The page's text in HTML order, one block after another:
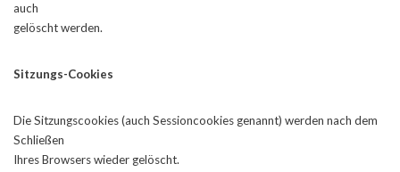
auch
gelöscht werden.
Sitzungs-Cookies
Die Sitzungscookies (auch Sessioncookies genannt) werden nach dem
Schließen
Ihres Browsers wieder gelöscht.